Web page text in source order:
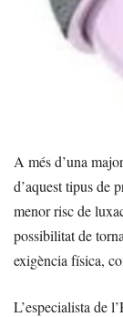
A més d’una
d’aquest tipus de
menor risc de
possibilitat de
exigència física,
L’especialista de